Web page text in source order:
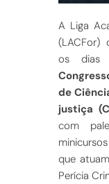
A Liga
(LACFor)
os dias
de
justiça
com
que
Perícia